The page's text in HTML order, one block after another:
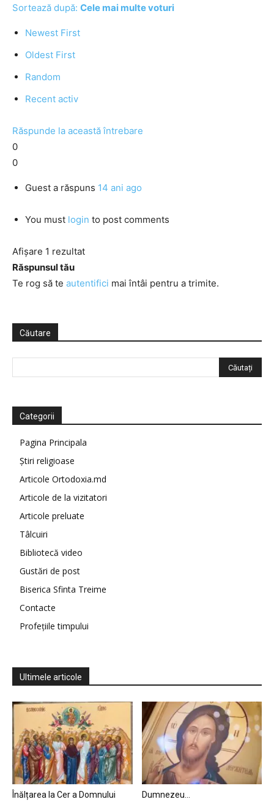
Sortează după: Cele mai multe voturi
Newest First
Oldest First
Random
Recent activ
Răspunde la această întrebare
0
0
Guest a răspuns 14 ani ago
You must login to post comments
Afișare 1 rezultat
Răspunsul tău
Te rog să te autentifici mai întâi pentru a trimite.
Căutare
Categorii
Pagina Principala
Știri religioase
Articole Ortodoxia.md
Articole de la vizitatori
Articole preluate
Tâlcuiri
Bibliotecă video
Gustări de post
Biserica Sfinta Treime
Contacte
Profețiile timpului
Ultimele articole
Înălțarea la Cer a Domnului
Dumnezeu…